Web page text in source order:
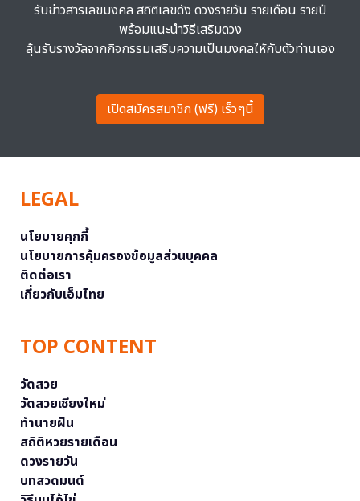
รับข่าวสารเลขมงคล สถิติเลขดัง ดวงรายวัน รายเดือน รายปี
พร้อมแนะนำวิธีเสริมดวง
ลุ้นรับรางวัลจากกิจกรรมเสริมความเป็นมงคลให้กับตัวท่านเอง
เปิดสมัครสมาชิก (ฟรี) เร็วๆนี้
LEGAL
นโยบายคุกกี้
นโยบายการคุ้มครองข้อมูลส่วนบุคคล
ติดต่อเรา
เกี่ยวกับเอ็มไทย
TOP CONTENT
วัดสวย
วัดสวยเชียงใหม่
ทำนายฝัน
สถิติหวยรายเดือน
ดวงรายวัน
บทสวดมนต์